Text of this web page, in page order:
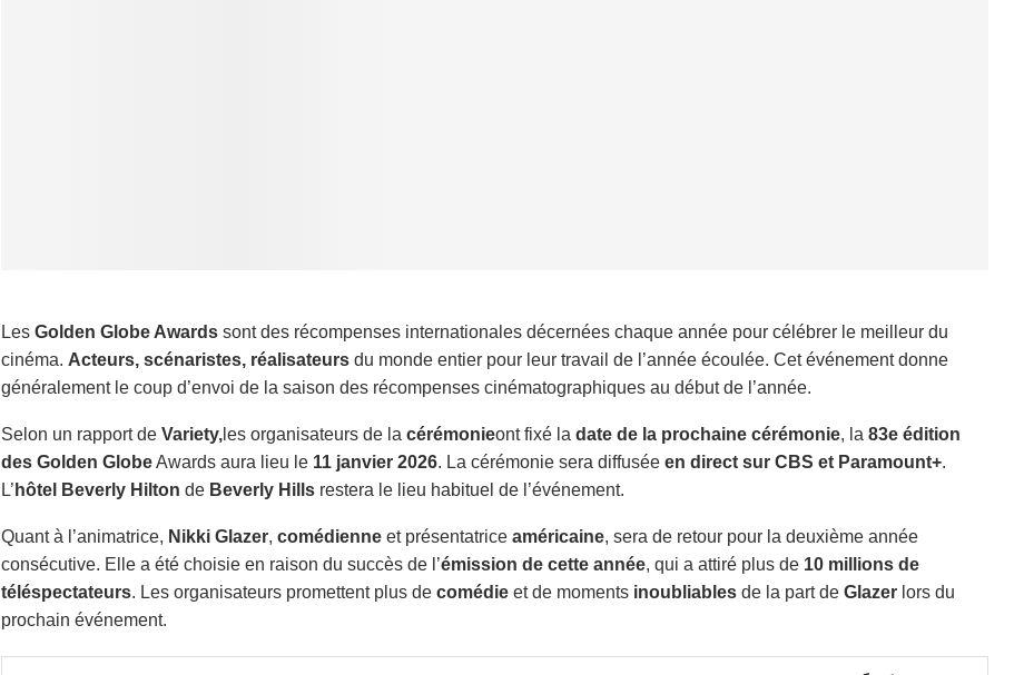
Les Golden Globe Awardssont des récompenses internationales décernées chaque année pour célébrer le meilleur du
cinéma. Acteurs, scénaristes, réalisateurs du monde entier pour leur travail de l’année écoulée. Cet événement donne
généralement le coup d’envoi de la saison des récompenses cinématographiques au début de l’année.
Selon un rapport de Variety,les organisateurs de la cérémonieont fixé la date de la prochaine cérémonie, la 83e édition
des Golden GlobeAwards aura lieu le 11 janvier 2026. La cérémonie sera diffusée en direct sur CBS et Paramount+.
L’ hôtel Beverly Hilton de Beverly Hillsrestera le lieu habituel de l’événement.
Quant à l’animatrice, Nikki Glazer, comédienneet présentatrice américaine, sera de retour pour la deuxième année
consécutive. Elle a été choisie en raison du succès de l’émission de cette année, qui a attiré plus de 10 millions de
téléspectateurs. Les organisateurs promettent plus de comédieet de moments inoubliablesde la part de Glazerlors du
prochain événement.